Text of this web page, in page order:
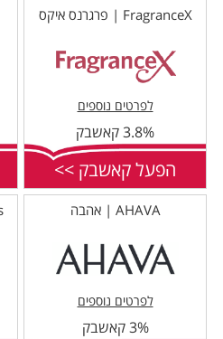
FragranceX | פרגרנס איקס
לפרטים נוספים
3.8% קאשבק
הפעל קאשבק >>
AHAVA | אהבה
לפרטים נוספים
3% קאשבק